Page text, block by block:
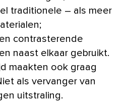
traditionele – als meer
contrasterende
naast elkaar gebruikt.
maakten ook graag
als vervanger van
uitstraling.